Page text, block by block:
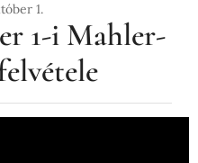
1.
1-i Mahler-